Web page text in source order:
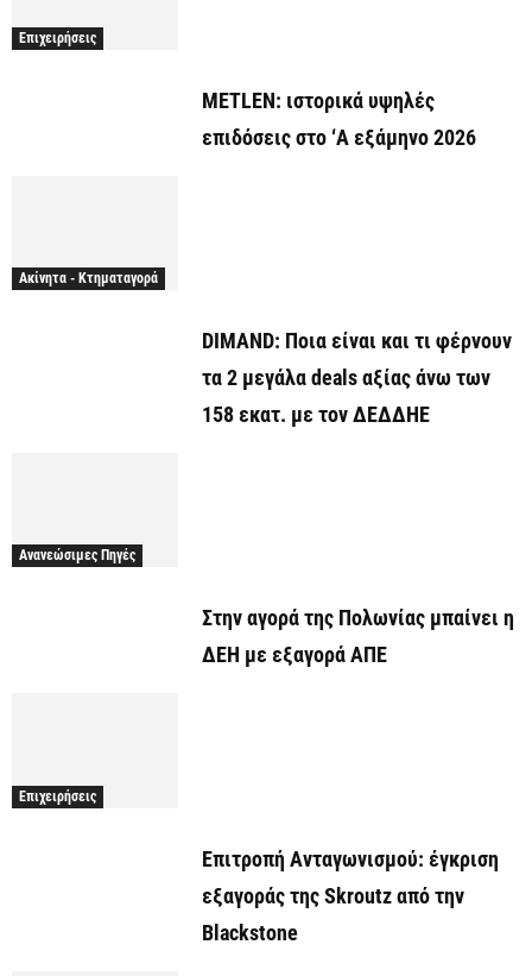
Επιχειρήσεις
METLEN: ιστορικά υψηλές
επιδόσεις στο ‘A εξάμηνο 2026
Ακίνητα - Κτηματαγορά
DIMAND: Ποια είναι και τι φέρνουν
τα 2 μεγάλα deals αξίας άνω των
158 εκατ. με τον ΔΕΔΔΗΕ
Ανανεώσιμες Πηγές
Στην αγορά της Πολωνίας μπαίνει η
ΔΕΗ με εξαγορά ΑΠΕ
Επιχειρήσεις
Επιτροπή Ανταγωνισμού: έγκριση
εξαγοράς της Skroutz από την
Blackstone